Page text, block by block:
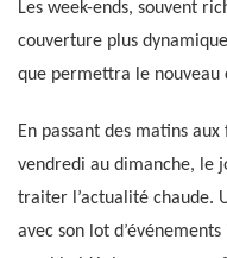
Les week-ends, souvent
couverture plus
que permettra le nouveau
En passant des matins
vendredi au dimanche, le
traiter l’actualité chaude.
avec son lot